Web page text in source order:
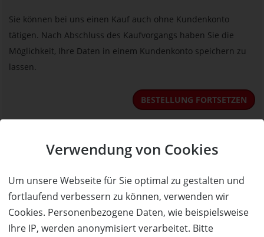
Verwendung von Cookies
Um unsere Webseite für Sie optimal zu gestalten und
fortlaufend verbessern zu können, verwenden wir
Cookies. Personenbezogene Daten, wie beispielsweise
Ihre IP, werden anonymisiert verarbeitet. Bitte
Sie können bei uns einen Kauf auch ohne Kundenkonto
tätigen. Nach Abschluss des Kaufvorgangs haben Sie die
Möglichkeit, Ihre Daten in einem Kundenkonto speichern zu
lassen.
BESTELLUNG FORTSETZEN
Kauf über bestehendes Kundenkonto
nachfolgend einloggen. Die Daten, die zur Bestellung nötig sind,
werden dann automatisch aus Ihrem Kundenkonto
übernommen.